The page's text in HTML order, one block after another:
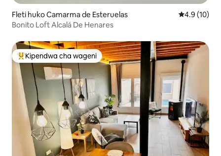
Fleti huko Camarma de Esteruelas Ukadiriaji
4.9 (10)
Bonito Loft Alcalá De Henares
Kipendwa maarufu cha wageni
Kipendwa cha wageni